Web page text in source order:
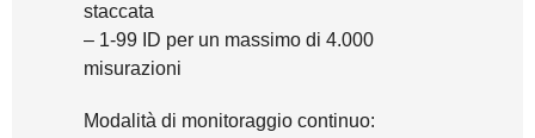
staccata
– 1-99 ID per un massimo di 4.000
misurazioni
Modalità di monitoraggio continuo: